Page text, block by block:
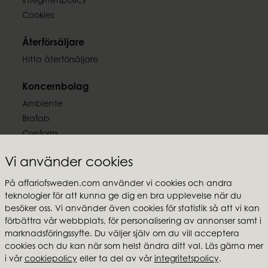
Vi använder cookies
På affariofsweden.com använder vi cookies och andra
teknologier för att kunna ge dig en bra upplevelse när du
besöker oss. Vi använder även cookies för statistik så att vi kan
förbättra vår webbplats, för personalisering av annonser samt i
marknadsföringssyfte. Du väljer själv om du vill acceptera
cookies och du kan när som helst ändra ditt val. Läs gärna mer
i vår cookiepolicyeller ta del av vår integritetspolicy.
Cookies
Återförsäljare
Hitta återförsäljare
Koncernbolag
Ambiente
Brafab
Conform
MTI
Följ oss
Affari of Sweden